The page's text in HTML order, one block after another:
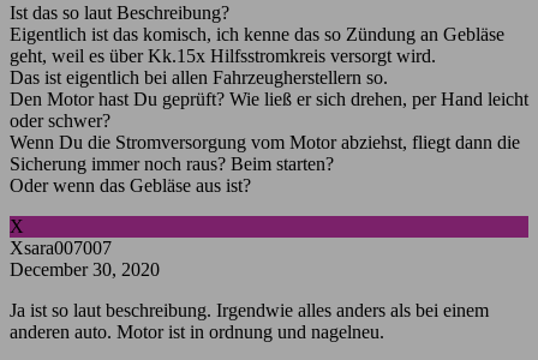
Ist das so laut Beschreibung?
Eigentlich ist das komisch, ich kenne das so Zündung an Gebläse
geht, weil es über Kk.15x Hilfsstromkreis versorgt wird.
Das ist eigentlich bei allen Fahrzeugherstellern so.
Den Motor hast Du geprüft? Wie ließ er sich drehen, per Hand leicht
oder schwer?
Wenn Du die Stromversorgung vom Motor abziehst, fliegt dann die
Sicherung immer noch raus? Beim starten?
Oder wenn das Gebläse aus ist?
X
Xsara007007
December 30, 2020
Ja ist so laut beschreibung. Irgendwie alles anders als bei einem
anderen auto. Motor ist in ordnung und nagelneu.